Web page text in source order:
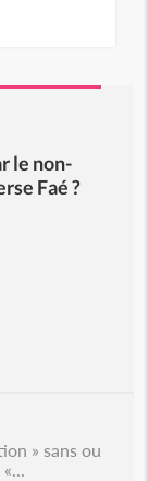
le non-
Faé ?
» sans ou